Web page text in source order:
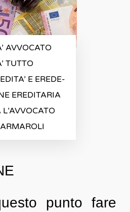
AVVOCATO
TUTTO
E EREDE-
EREDITARIA
punto fare